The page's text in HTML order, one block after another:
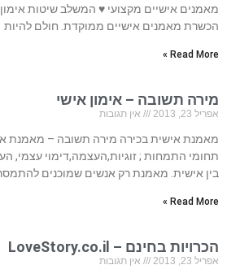
מאמנים אישיים מקצועי ♥ המשלב שיטות אימון
הכשרת מאמנים אישיים ממוקדת. חולם להיות
Read More »
מירה תשובה – אימון אישי
אפריל 23, 2013 אין תגובות
מאמנת אישית בכירה מירה תשובה – מאמנת
תחומי התמחות ; זוגיות,העצמה,דימוי עצמי,
בין אישית. מאמנת רק אנשים שמוכנים
Read More »
הכרויות בחינם – LoveStory.co.il
אפריל 23, 2013 אין תגובות